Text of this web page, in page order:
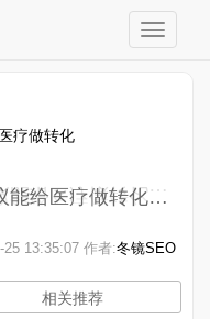
疗做转化
为什么SEO大佬都说百度热议能给医疗做转化
25 13:35:07 作者:冬镜SEO
相关推荐